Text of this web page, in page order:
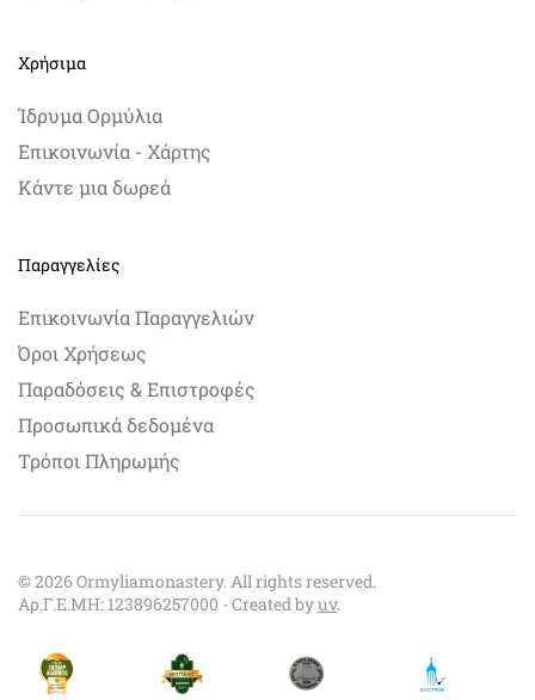
Χρήσιμα
Ίδρυμα Ορμύλια
Επικοινωνία - Χάρτης
Κάντε μια δωρεά
Παραγγελίες
Επικοινωνία Παραγγελιών
Όροι Χρήσεως
Παραδόσεις & Επιστροφές
Προσωπικά δεδομένα
Τρόποι Πληρωμής
©2026Ormyliamonastery. All rights reserved.
Αρ.Γ.Ε.ΜΗ: 123896257000 - Created byuv.